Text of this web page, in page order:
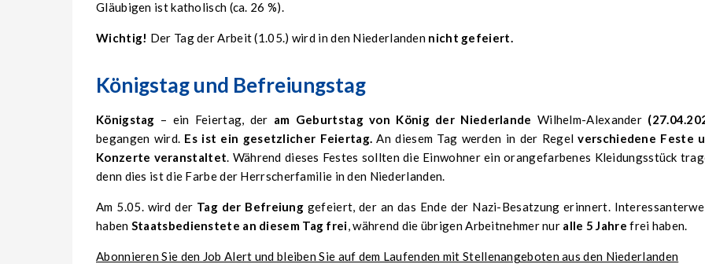
Gläubigen ist katholisch (ca. 26 %).
Wichtig! Der Tag der Arbeit (1.05.) wird in den Niederlanden nicht gefeiert.
Königstag und Befreiungstag
Königstag – ein Feiertag, der am Geburtstag von König der Niederlande Wilhelm-Alexander
begangen wird. Es ist ein gesetzlicher Feiertag. An diesem Tag werden in der Regelverschiedene Feste
Konzerte veranstaltet. Während dieses Festes sollten die Einwohner ein orangefarbenes Kleidungsstück
denn dies ist die Farbe der Herrscherfamilie in den Niederlanden.
Am 5.05. wird der Tag der Befreiung gefeiert, der an das Ende der Nazi-Besatzung erinnert.
haben Staatsbedienstete an diesem Tag frei, während die übrigen Arbeitnehmer nur alle 5 Jahre frei haben.
Abonnieren Sie den Job Alert und bleiben Sie auf dem Laufenden mit Stellenangeboten aus den Niederlanden